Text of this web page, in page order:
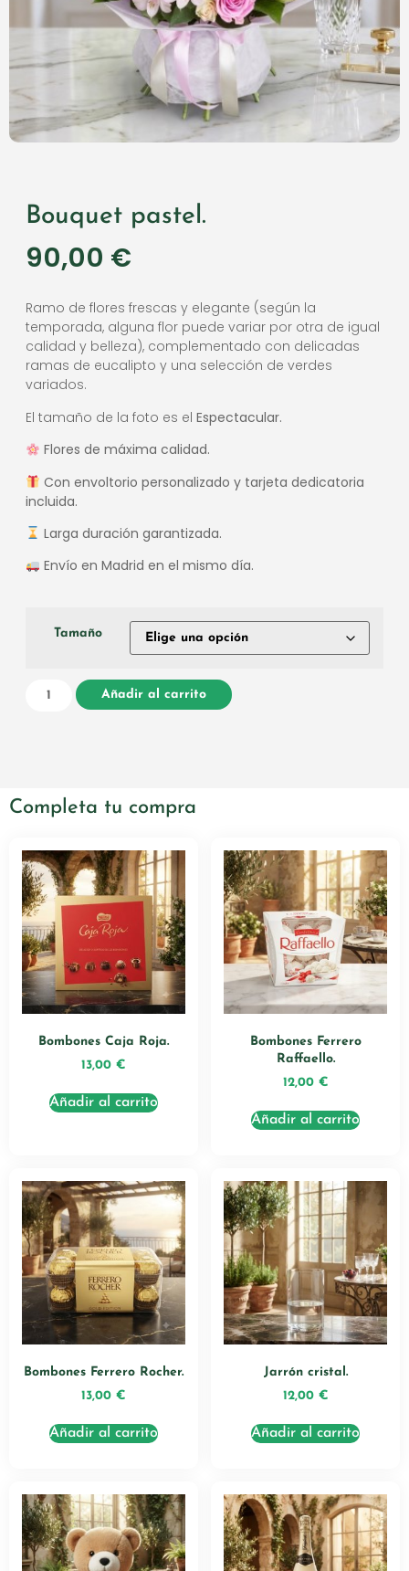
Bouquet pastel.
90,00 €
Ramo de flores frescas y elegante (según la
temporada, alguna flor puede variar por otra de igual
calidad y belleza), complementado con delicadas
ramas de eucalipto y una selección de verdes
variados.
El tamaño de la foto es el Espectacular.
Flores de máxima calidad.
Con envoltorio personalizado y tarjeta dedicatoria
incluida.
Larga duración garantizada.
Envío en Madrid en el mismo día.
Tamaño
Añadir al carrito
Completa tu compra
Bombones Caja Roja.
13,00 €
Añadir al carrito
Bombones Ferrero
Raffaello.
12,00 €
Añadir al carrito
Bombones Ferrero Rocher.
13,00 €
Añadir al carrito
Jarrón cristal.
12,00 €
Añadir al carrito